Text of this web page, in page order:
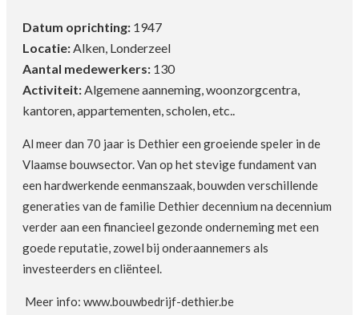
Datum oprichting: 1947
Locatie:Alken, Londerzeel
Aantal medewerkers: 130
Activiteit:Algemene aanneming, woonzorgcentra,
kantoren, appartementen, scholen, etc..
Al meer dan 70 jaar is Dethier een groeiende speler in de
Vlaamse bouwsector. Van op het stevige fundament van
een hardwerkende eenmanszaak, bouwden verschillende
generaties van de familie Dethier decennium na decennium
verder aan een financieel gezonde onderneming met een
goede reputatie, zowel bij onderaannemers als
investeerders en cliënteel.
Meer info: www.bouwbedrijf-dethier.be